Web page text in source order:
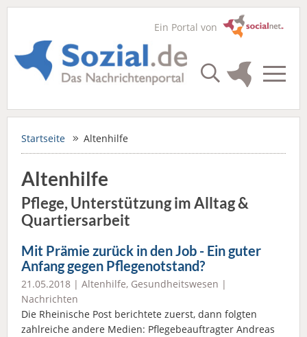
Ein Portal von
Startseite Altenhilfe
Altenhilfe
Pflege, Unterstützung im Alltag &
Quartiersarbeit
Mit Prämie zurück in den Job - Ein guter
Anfang gegen Pflegenotstand?
21.05.2018 | Altenhilfe, Gesundheitswesen |
Nachrichten
Die Rheinische Post berichtete zuerst, dann folgten
zahlreiche andere Medien: Pflegebeauftragter Andreas